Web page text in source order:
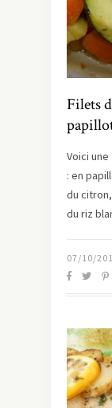
Filets
Voici
: en
du
du riz
07/10/